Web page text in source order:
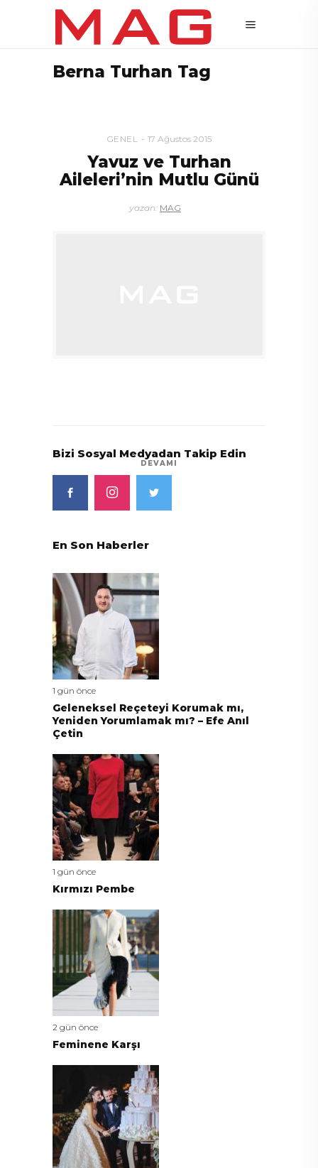
Berna Turhan Tag
GENEL 17 Ağustos 2015
Yavuz ve Turhan
Aileleri’nin Mutlu Günü
yazan: MAG
DEVAMI
Bizi Sosyal Medyadan Takip Edin
En Son Haberler
1 gün önce
Geleneksel Reçeteyi Korumak mı,
Yeniden Yorumlamak mı? – Efe Anıl
Çetin
1 gün önce
Kırmızı Pembe
2 gün önce
Feminene Karşı